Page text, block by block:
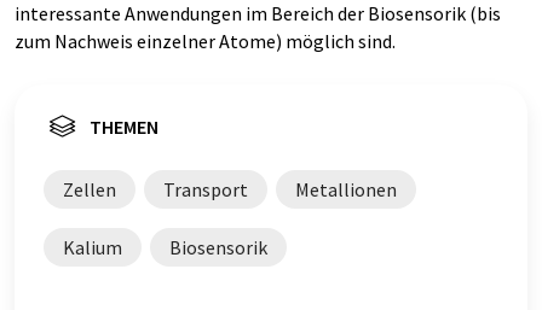
interessante Anwendungen im Bereich der Biosensorik (bis
zum Nachweis einzelner Atome) möglich sind.
THEMEN
Zellen Transport Metallionen
Kalium Biosensorik